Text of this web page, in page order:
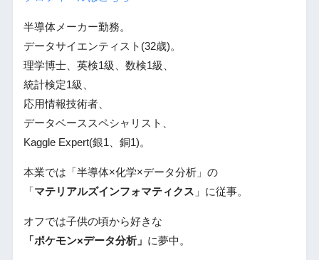
半導体メーカー勤務。
データサイエンティスト(32歳)。
理学博士、英検1級、数検1級、
統計検定1級、
応用情報技術者、
データベーススペシャリスト、
Kaggle Expert(銀1、銅1)。
本業では「半導体×化学×データ分析」の
「 マテリアルズインフォマティクス 」に従事。
オフでは子供の頃から好きな
「ポケモン×データ分析」 に夢中。